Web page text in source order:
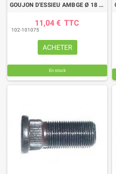
GOUJON D'ESSIEU AMBGE Ø 18 CAN 19.5 L67
11,04 € TTC
102-101075
ACHETER
En stock